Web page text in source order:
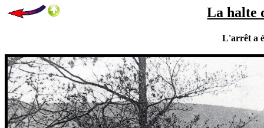
La halte
L'arrêt a